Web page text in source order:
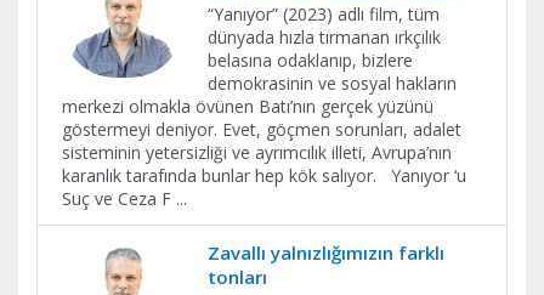
“Yanıyor” (2023) adlı film, tüm
dünyada hızla tırmanan ırkçılık
belasına odaklanıp, bizlere
demokrasinin ve sosyal hakların
merkezi olmakla övünen Batı’nın gerçek yüzünü
göstermeyi deniyor. Evet, göçmen sorunları, adalet
sisteminin yetersizliği ve ayrımcılık illeti, Avrupa’nın
karanlık tarafında bunlar hep kök salıyor. Yanıyor ‘u
Suç ve Ceza F ...
Zavallı yalnızlığımızın farklı
tonları